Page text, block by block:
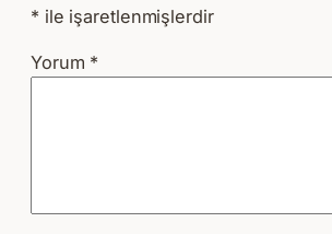
* ile işaretlenmişlerdir
Yorum *